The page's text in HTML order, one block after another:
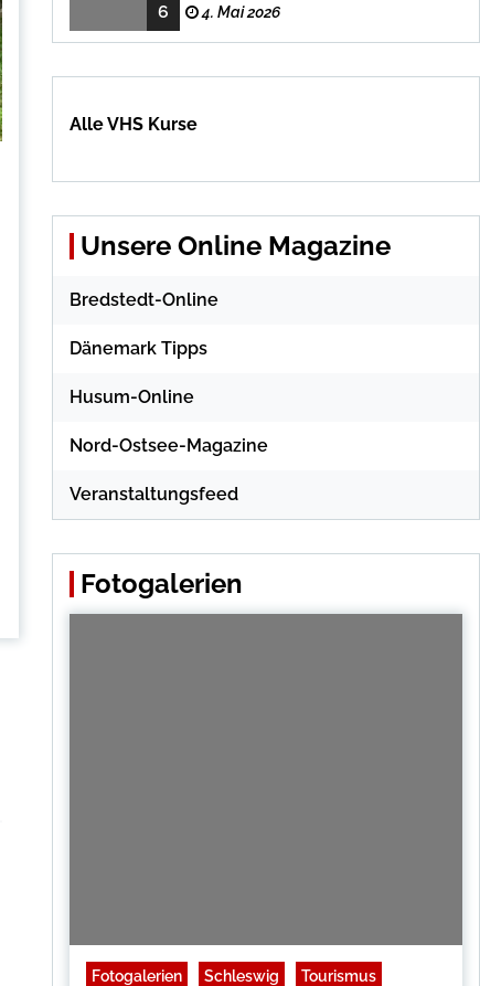
6
und einfachen DIY-Rezepten
4. Mai 2026
Alle VHS Kurse
Unsere Online Magazine
Bredstedt-Online
Dänemark Tipps
Husum-Online
Nord-Ostsee-Magazine
Veranstaltungsfeed
Fotogalerien
Fotogalerien Schleswig Tourismus